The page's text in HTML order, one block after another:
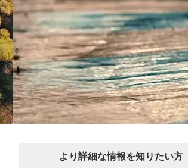
いスポーティーな走り
より詳細な情報を知りたい方